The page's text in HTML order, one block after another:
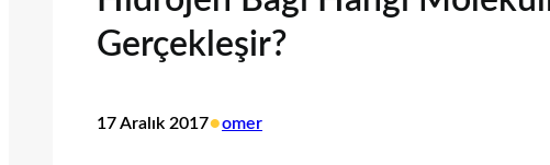
Gerçekleşir?
17 Aralık 2017•omer